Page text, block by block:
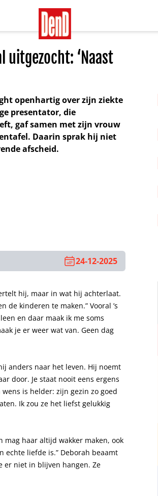
uitgezocht: ‘Naast
openhartig over zijn ziekte
presentator, die
gaf samen met zijn vrouw
Daarin sprak hij niet
afscheid.
24-12-2025
hij, maar in wat hij achterlaat.
de kinderen te maken.” Vooral ’s
en daar maak ik me soms
je er weer wat van. Geen dag
anders naar het leven. Hij noemt
door. Je staat nooit eens ergens
is helder: zijn gezin zo goed
Ik zou ze het liefst gelukkig
haar altijd wakker maken, ook
echte liefde is.” Deborah beaamt
er niet in blijven hangen. Ze